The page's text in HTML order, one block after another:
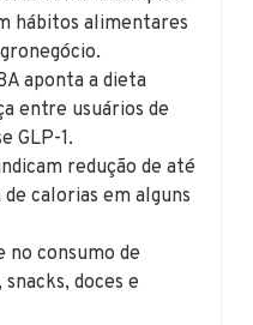
hábitos alimentares
aponta a dieta
entre usuários de
GLP-1.
redução de até
calorias em alguns
no consumo de
doces e